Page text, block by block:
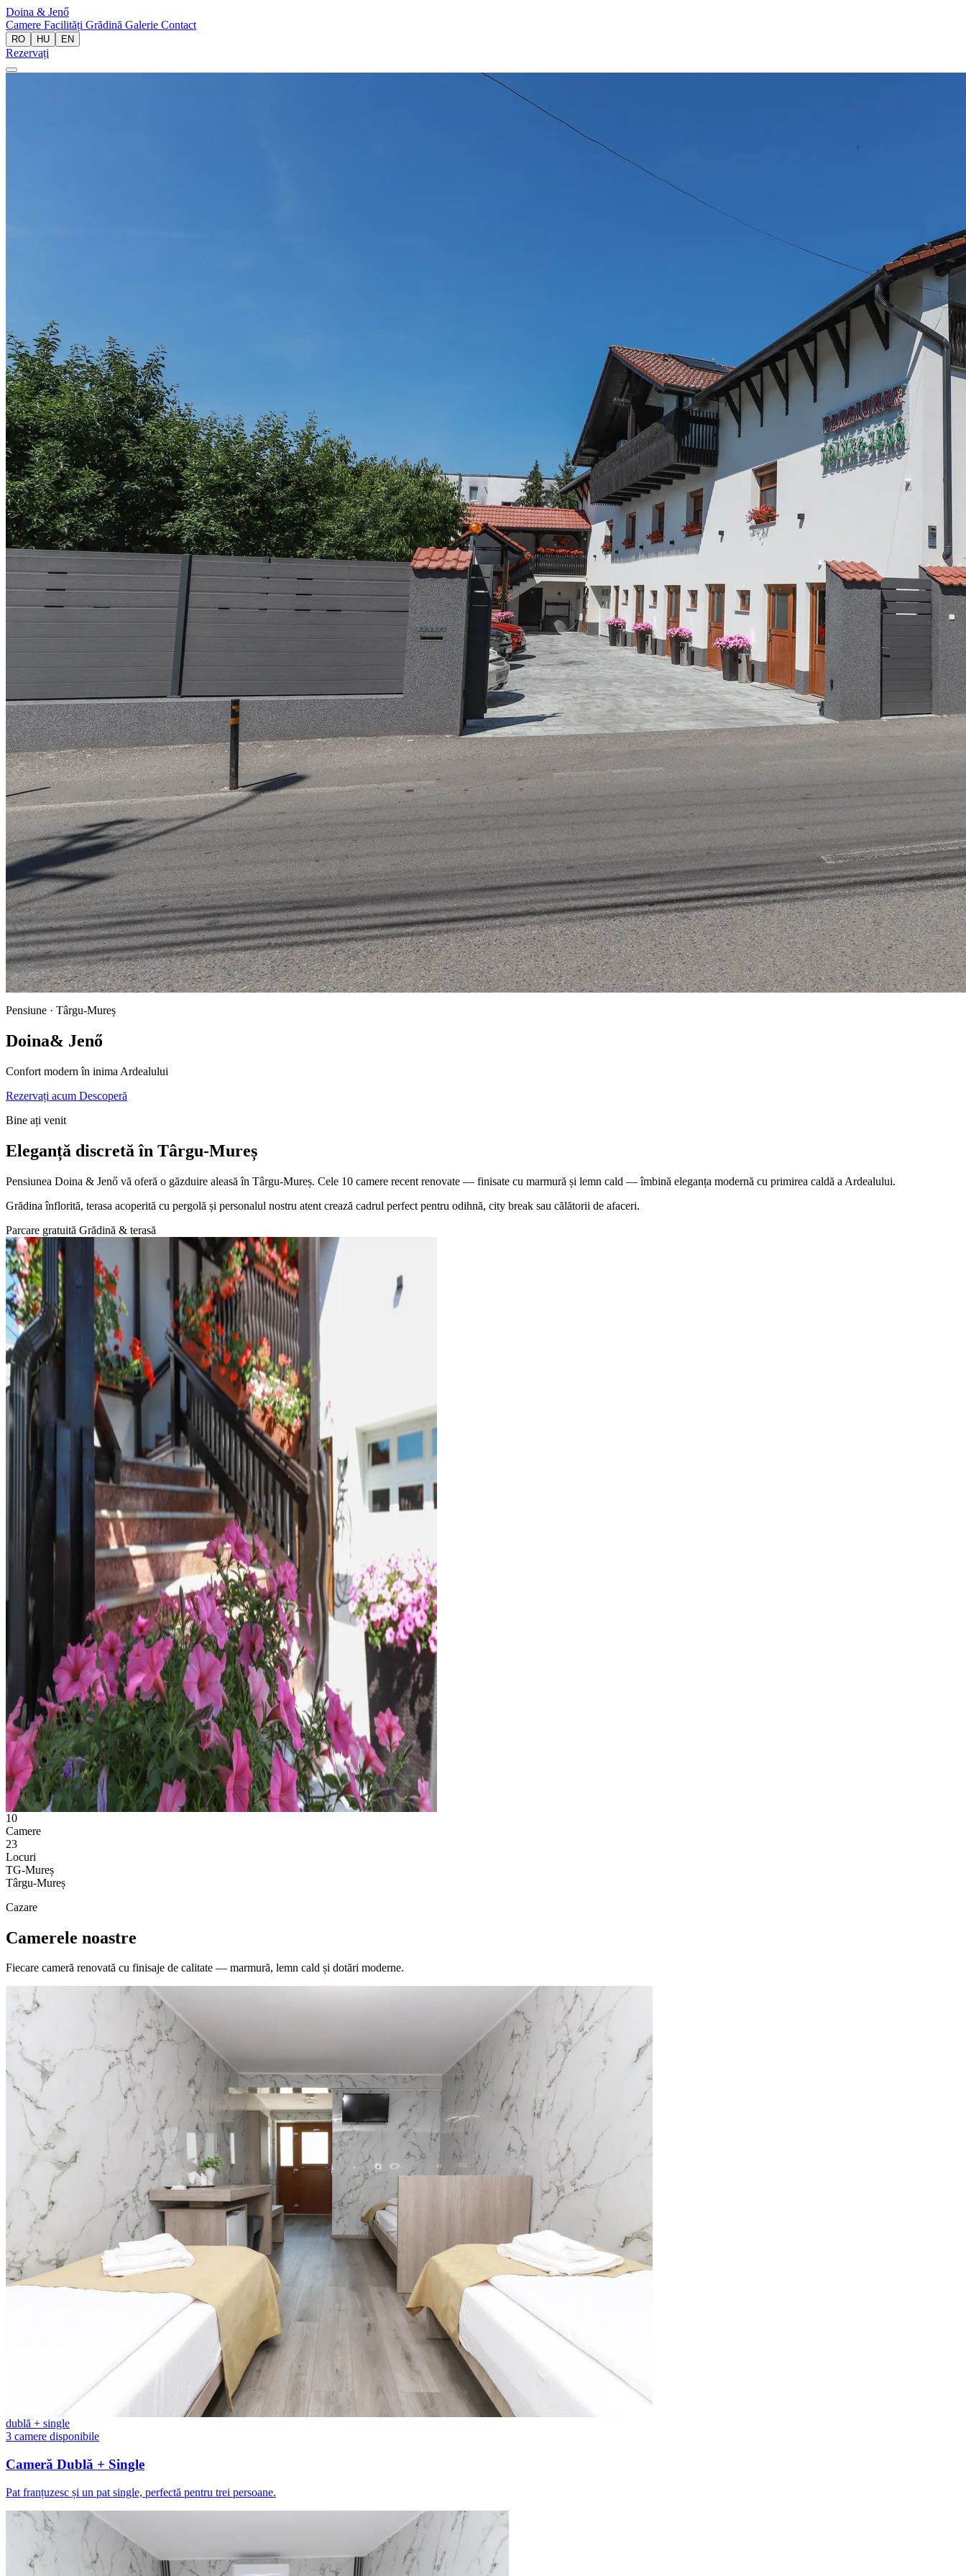
Doina & Jenő
Camere Facilități Grădină Galerie Contact
RO HU EN
Rezervați
Pensiune · Târgu-Mureș
Doina& Jenő
Confort modern în inima Ardealului
Rezervați acum Descoperă
Bine ați venit
Eleganță discretă în Târgu-Mureș
Pensiunea Doina & Jenő vă oferă o găzduire aleasă în Târgu-Mureș. Cele 10 camere recent renovate — finisate cu marmură și lemn cald — îmbină eleganța modernă cu primirea caldă a Ardealului.
Grădina înflorită, terasa acoperită cu pergolă și personalul nostru atent crează cadrul perfect pentru odihnă, city break sau călătorii de afaceri.
Parcare gratuită Grădină & terasă
10
Camere
23
Locuri
TG-Mureș
Târgu-Mureș
Cazare
Camerele noastre
Fiecare cameră renovată cu finisaje de calitate — marmură, lemn cald și dotări moderne.
dublă + single
3 camere disponibile
Cameră Dublă + Single
Pat franțuzesc și un pat single, perfectă pentru trei persoane.